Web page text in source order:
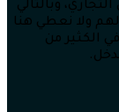
وبالتالي
ولا نعطي هنا
الكثير من